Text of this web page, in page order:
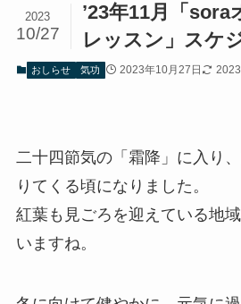
’23年11月「
レッスン」スケ
2023
10/27
おしらせ 気功 2023年10月27日
二十四節気の「霜降」に入り
りてくる頃になりました。
紅葉も見ごろを迎えている地
いますね。